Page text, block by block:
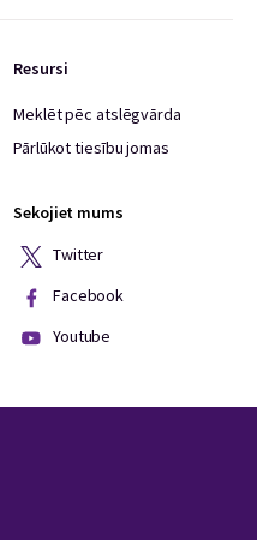
Resursi
Meklēt pēc atslēgvārda
Pārlūkot tiesību jomas
Sekojiet mums
Twitter
Facebook
Youtube